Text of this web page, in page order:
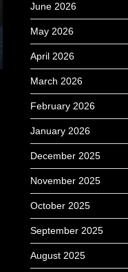
June 2026
May 2026
April 2026
March 2026
February 2026
January 2026
December 2025
November 2025
October 2025
September 2025
August 2025